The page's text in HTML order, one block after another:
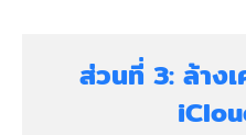
ส่วนที่ 3: ล้าง